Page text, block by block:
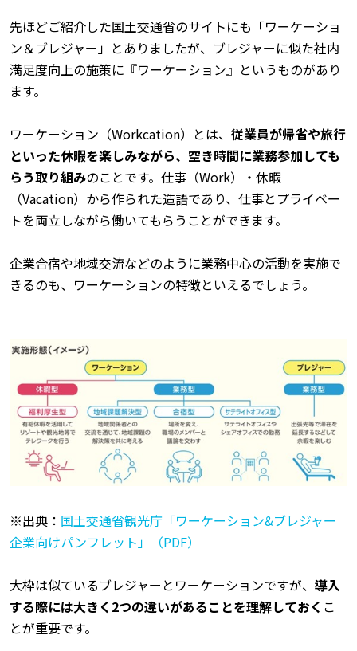
先ほどご紹介した国土交通省のサイトにも「ワーケーショ
ン＆ブレジャー」とありましたが、ブレジャーに似た社内
満足度向上の施策に『ワーケーション』というものがあり
ます。
ワーケーション（Workcation）とは、 従業員が帰省や旅行
といった休暇を楽しみながら、空き時間に業務参加しても
らう取り組みのことです。仕事（Work）・休暇
（Vacation）から作られた造語であり、仕事とプライベー
トを両立しながら働いてもらうことができます。
企業合宿や地域交流などのように業務中心の活動を実施で
きるのも、ワーケーションの特徴といえるでしょう。
※出典： 国土交通省観光庁「ワーケーション&ブレジャー
企業向けパンフレット」（PDF）
大枠は似ているブレジャーとワーケーションですが、 導入
する際には大きく2つの違いがあることを理解しておく こ
とが重要です。